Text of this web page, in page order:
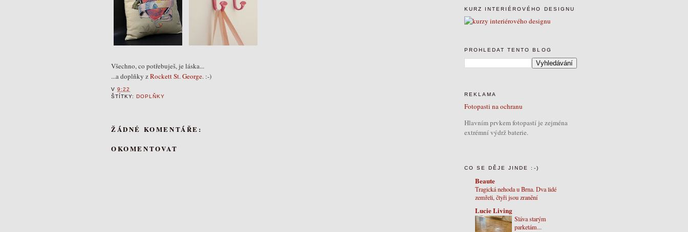
Všechno, co potřebuješ, je láska...
...a doplňky zRockett St. George. :-)
V9:22
ŠTÍTKY: DOPLŇKY
ŽÁDNÉ KOMENTÁŘE:
OKOMENTOVAT
KURZ INTERIÉROVÉHO DESIGNU
PROHLEDAT TENTO BLOG
REKLAMA
Fotopasti na ochranu
Hlavním prvkem fotopastí je zejména
extrémní výdrž baterie.
CO SE DĚJE JINDE :-)
Beaute
Tragická nehoda u Brna. Dva lidé
zemřeli, čtyři jsou zranění
Lucie Living
Sláva starým
parketám...